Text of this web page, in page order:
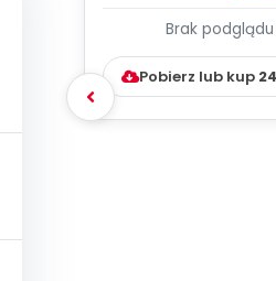
Brak podglądu
Pobierz lub kup